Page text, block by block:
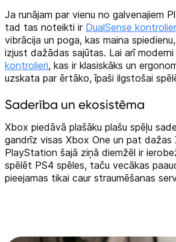
Ja runājam par vienu no galvenajiem
tad tas noteikti ir DualSense
vibrācija un poga, kas maina
izjust dažādas sajūtas. Lai arī
kontrolieri, kas ir klasiskāks un
uzskata par ērtāko, īpaši ilgstošai
Saderība un ekosistēma
Xbox piedāvā plašāku plašu spēļu
gandrīz visas Xbox One un pat dažas
PlayStation šajā ziņā diemžēl ir
spēlēt PS4 spēles, taču vecākas
pieejamas tikai caur straumēšanas